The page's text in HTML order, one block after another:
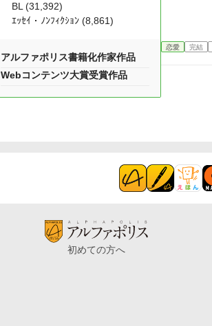
恋愛 完結
BL (31,392)
ｴｯｾｲ・ﾉﾝﾌｨｸｼｮﾝ (8,861)
アルファポリス書籍化作家作品
Webコンテンツ大賞受賞作品
初めての方へ